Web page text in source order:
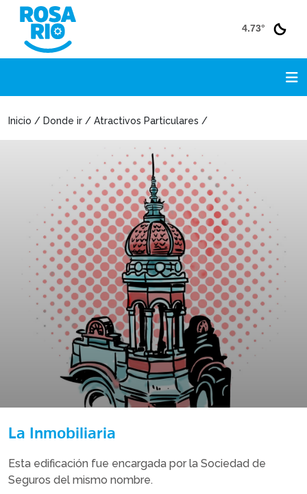
4.73°
Inicio / Donde ir / Atractivos Particulares /
La Inmobiliaria
Esta edificación fue encargada por la Sociedad de
Seguros del mismo nombre.